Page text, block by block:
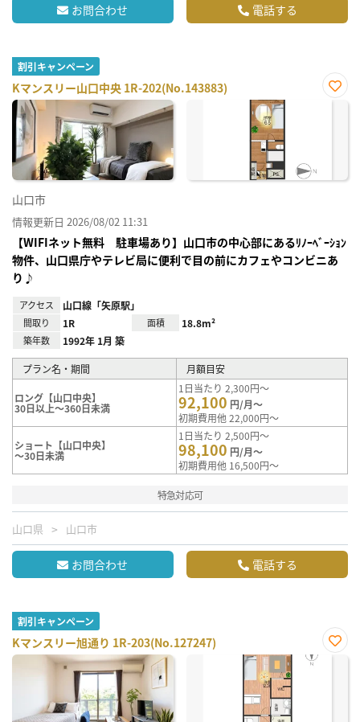
お問合わせ 電話する
割引キャンペーン
Kマンスリー山口中央 1R-202(No.143883)
お気
山口市
情報更新日 2026/08/02 11:31
【WIFIネット無料 駐車場あり】山口市の中心部にあるﾘﾉｰﾍﾞｰｼｮﾝ
物件、山口県庁やテレビ局に便利で目の前にカフェやコンビニあ
り♪
アクセス 山口線「矢原駅」
間取り 1R 面積 18.8m²
築年数 1992年 1月 築
プラン名・期間 月額目安
ロング【山口中央】
30日以上～360日未満
1日当たり 2,300円～
92,100 円/月～
初期費用他 22,000円～
ショート【山口中央】
～30日未満
1日当たり 2,500円～
98,100 円/月～
初期費用他 16,500円～
特急対応可
山口県 山口市
お問合わせ 電話する
割引キャンペーン
Kマンスリー旭通り 1R-203(No.127247)
お気